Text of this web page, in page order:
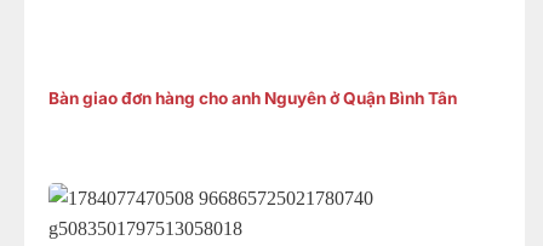
Bàn giao đơn hàng cho anh Nguyên ở Quận Bình Tân